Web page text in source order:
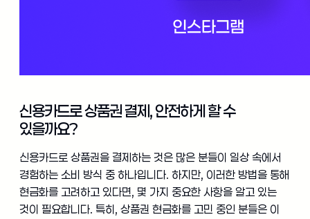
신용카드로 상품권 결제, 안전하게 할 수
있을까요?
신용카드로 상품권을 결제하는 것은 많은 분들이 일상 속에서
경험하는 소비 방식 중 하나입니다. 하지만, 이러한 방법을 통해
현금화를 고려하고 있다면, 몇 가지 중요한 사항을 알고 있는
것이 필요합니다. 특히, 상품권 현금화를 고민 중인 분들은 이